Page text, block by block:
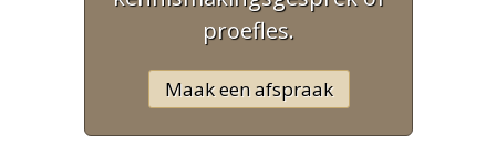
proefles.
Maak een afspraak